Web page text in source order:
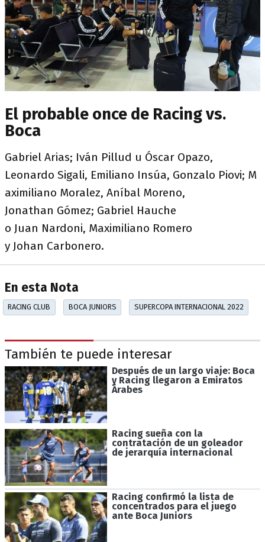
El probable once de Racing vs.
Boca
Gabriel Arias; Iván Pillud u Óscar Opazo,
Leonardo Sigali, Emiliano Insúa, Gonzalo Piovi; M
aximiliano Moralez, Aníbal Moreno,
Jonathan Gómez; Gabriel Hauche
o Juan Nardoni, Maximiliano Romero
y Johan Carbonero.
En esta Nota
RACING CLUB BOCA JUNIORS SUPERCOPA INTERNACIONAL 2022
También te puede interesar
Después de un largo viaje: Boca
y Racing llegaron a Emiratos
Árabes
Racing sueña con la
contratación de un goleador
de jerarquía internacional
Racing confirmó la lista de
concentrados para el juego
ante Boca Juniors